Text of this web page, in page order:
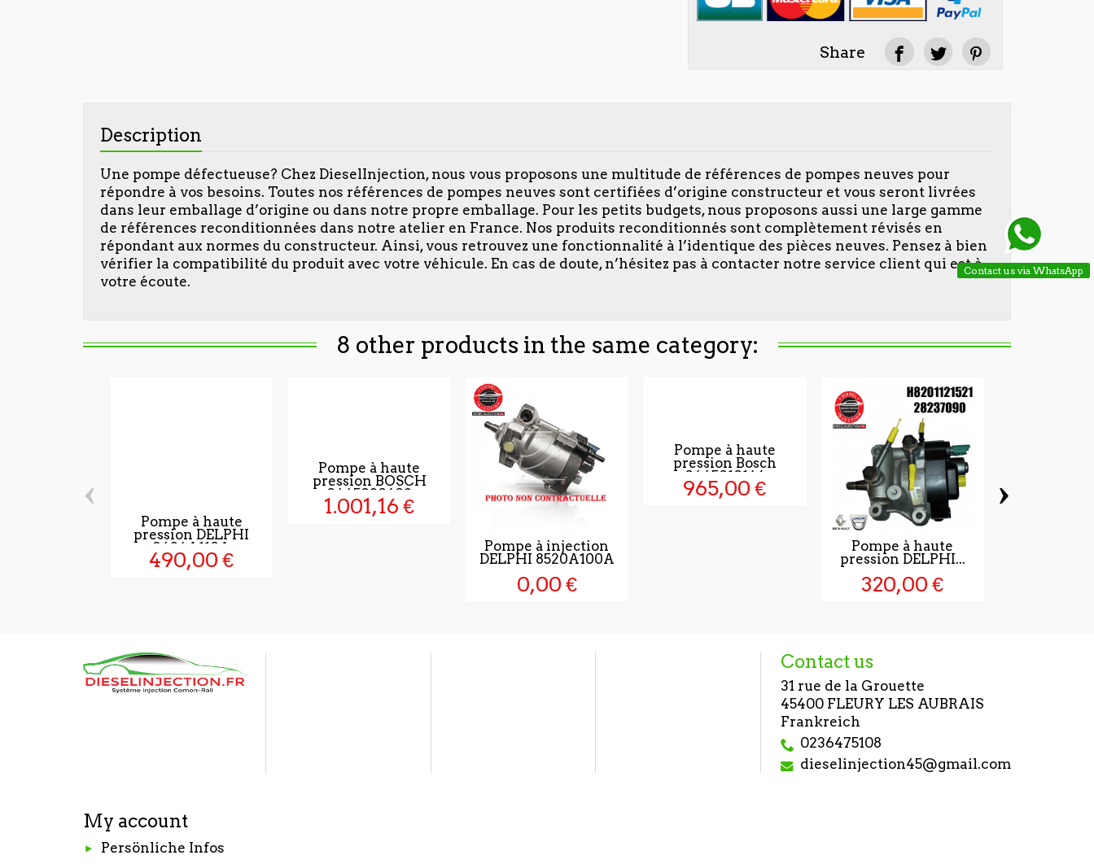
Share
Description
Une pompe défectueuse? Chez DieselInjection, nous vous proposons une multitude de références de pompes neuves pour
répondre à vos besoins. Toutes nos références de pompes neuves sont certifiées d’origine constructeur et vous seront livrées
dans leur emballage d’origine ou dans notre propre emballage. Pour les petits budgets, nous proposons aussi une large gamme
de références reconditionnées dans notre atelier en France. Nos produits reconditionnés sont complètement révisés en
répondant aux normes du constructeur. Ainsi, vous retrouvez une fonctionnalité à l’identique des pièces neuves. Pensez à bien
vérifier la compatibilité du produit avec votre véhicule. En cas de doute, n’hésitez pas à contacter notre service client qui est à
votre écoute.
8 other products in the same category:
Pompe à haute
pression DELPHI
9424A110A
490,00 €
Pompe à haute
pression BOSCH
0445020608
1.001,16 €
Pompe à injection
DELPHI 8520A100A
0,00 €
Pompe à haute
pression Bosch
0445010146
965,00 €
Pompe à haute
pression DELPHI...
320,00 €
‹ ›
Contact us
31 rue de la Grouette
45400 FLEURY LES AUBRAIS
Frankreich
0236475108
dieselinjection45@gmail.com
My account
Persönliche Infos
Contact us via WhatsApp